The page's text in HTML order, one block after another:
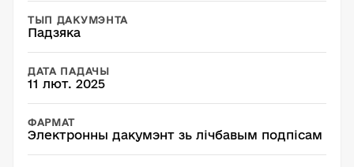
ТЫП ДАКУМЭНТА
Падзяка
ДАТА ПАДАЧЫ
11 лют. 2025
ФАРМАТ
Электронны дакумэнт зь лічбавым подпісам